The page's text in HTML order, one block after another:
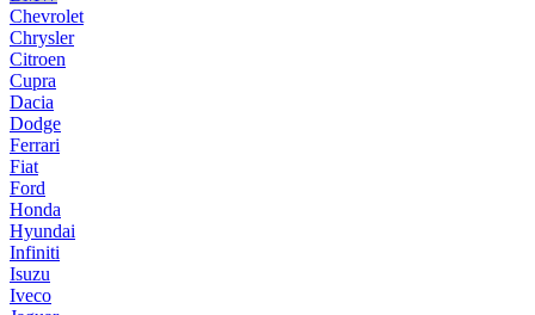
Chevrolet
Chrysler
Citroen
Cupra
Dacia
Dodge
Ferrari
Fiat
Ford
Honda
Hyundai
Infiniti
Isuzu
Iveco